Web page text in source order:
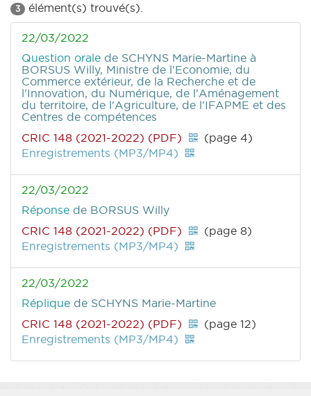
3 élément(s) trouvé(s).
22/03/2022
Question orale de SCHYNS Marie-Martine à
BORSUS Willy, Ministre de l'Economie, du
Commerce extérieur, de la Recherche et de
l'Innovation, du Numérique, de l'Aménagement
du territoire, de l'Agriculture, de l'IFAPME et des
Centres de compétences
CRIC 148 (2021-2022) (PDF)
(page 4)
Enregistrements (MP3/MP4)
22/03/2022
Réponse de BORSUS Willy
CRIC 148 (2021-2022) (PDF)
(page 8)
Enregistrements (MP3/MP4)
22/03/2022
Réplique de SCHYNS Marie-Martine
CRIC 148 (2021-2022) (PDF)
(page 12)
Enregistrements (MP3/MP4)